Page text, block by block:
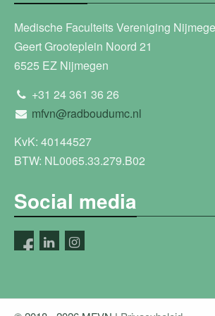
Medische Faculteits Vereniging
Geert Grooteplein Noord 21
6525 EZ Nijmegen
+31 24 361 36 26
mfvn@radboudumc.nl
KvK: 40144527
BTW: NL0065.33.279.B02
Social media